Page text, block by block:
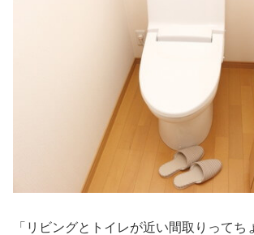
「リビングとトイレが近い間取りってち